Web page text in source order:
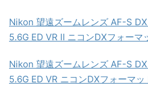
Nikon 望遠ズームレンズ AF-S
5.6G ED VR II ニコンDXフォー
Nikon 望遠ズームレンズ AF-S
5.6G ED VR ニコンDXフォーマッ